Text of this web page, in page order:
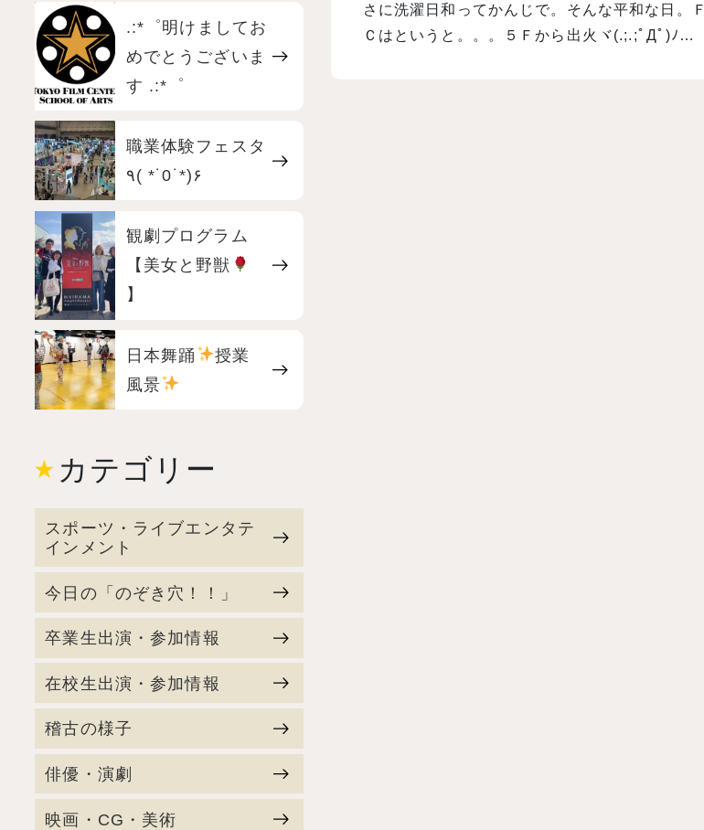
さに洗濯日和ってかんじで。そんな平和な日。Ｆ
Ｃはというと。。。５Ｆから出火ヾ(.;.;ﾟДﾟ)ﾉ…
.:*゜明けましてお
めでとうございま
す .:*゜
職業体験フェスタ
٩( *˙0˙*)۶
観劇プログラム
【美女と野獣
】
日本舞踊
授業
風景
カテゴリー
スポーツ・ライブエンタテ
インメント
今日の「のぞき穴！！」
卒業生出演・参加情報
在校生出演・参加情報
稽古の様子
俳優・演劇
映画・CG・美術